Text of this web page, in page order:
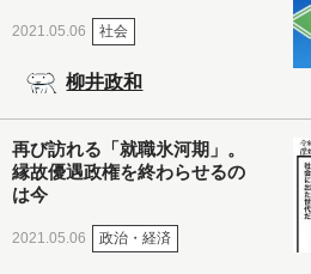
2021.05.06 社会
柳井政和
再び訪れる「就職氷河期」。
縁故優遇政権を終わらせるの
は今
2021.05.06 政治・経済